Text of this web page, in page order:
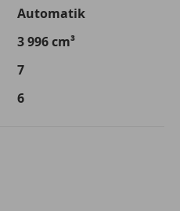
Automatik
3 996 cm³
7
6